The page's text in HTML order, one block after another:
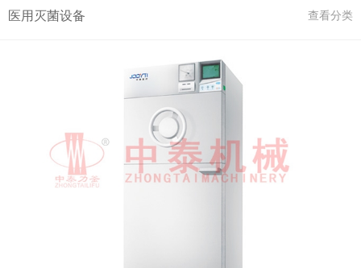
医用灭菌设备 查看分类